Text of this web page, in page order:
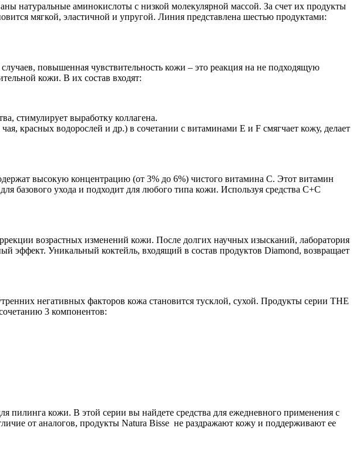
натуральные аминокислоты с низкой молекулярной массой. За счет их продукты
мягкой, эластичной и упругой. Линия представлена шестью продуктами:
повышенная чувствительность кожи – это реакция на не подходящую
кожи. В их состав входят:
стимулирует выработку коллагена.
красных водорослей и др.) в сочетании с витаминами E и F смягчает кожу, делает
высокую концентрацию (от 3% до 6%) чистого витамина C. Этот витамин
базового ухода и подходит для любого типа кожи. Используя средства C+C
возрастных изменений кожи. После долгих научных изысканий, лаборатория
эффект. Уникальный коктейль, входящий в состав продуктов Diamond, возвращает
негативных факторов кожа становится тусклой, сухой. Продукты серии THE
3 компонентов:
пилинга кожи. В этой серии вы найдете средства для ежедневного применения с
от аналогов, продукты Natura Bisse не раздражают кожу и поддерживают ее